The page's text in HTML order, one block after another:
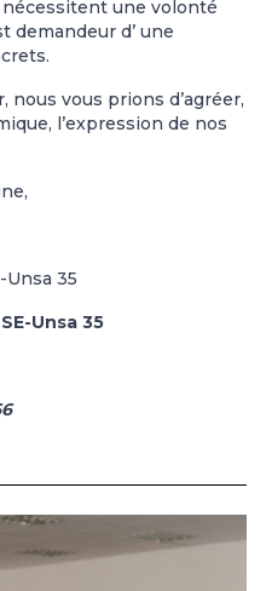
une volonté
demandeur d’ une
nous vous prions d’agréer,
l’expression de nos
35
SE-Unsa 35